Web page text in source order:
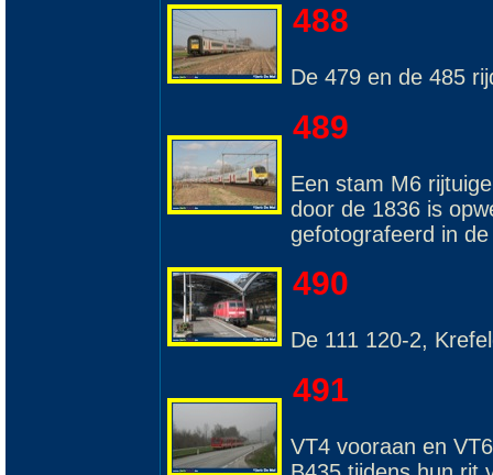
488
De 479 en de 485
489
Een stam M6
door de 1836 is
gefotografeerd in
490
De 111 120-2,
491
VT4 vooraan en